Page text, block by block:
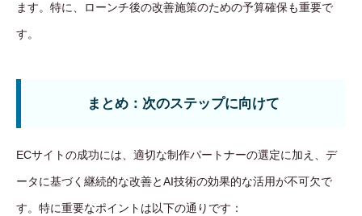
ます。特に、ローンチ後の改善施策のための予算確保も重要で
す。
まとめ：次のステップに向けて
ECサイトの成功には、適切な制作パートナーの選定に加え、デ
ータに基づく継続的な改善とAI技術の効果的な活用が不可欠で
す。特に重要なポイントは以下の通りです：